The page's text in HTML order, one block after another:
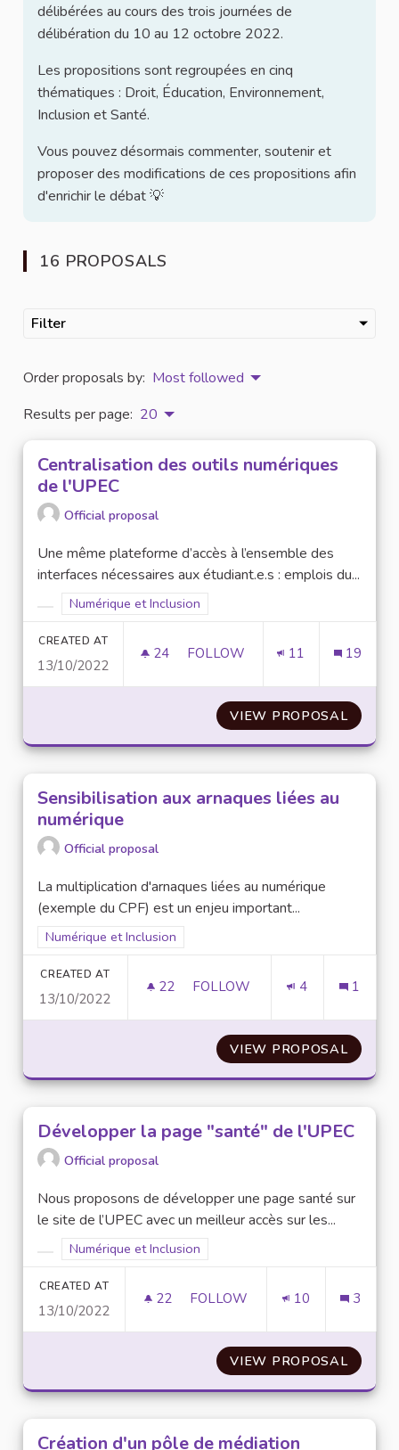
délibérées au cours des trois journées de
délibération du 10 au 12 octobre 2022.
Les propositions sont regroupées en cinq
thématiques : Droit, Éducation, Environnement,
Inclusion et Santé.
Vous pouvez désormais commenter, soutenir et
proposer des modifications de ces propositions afin
d'enrichir le débat 💡
16 PROPOSALS
Filter
Order proposals by: Most followed
Results per page: 20
Centralisation des outils numériques
de l'UPEC
Official proposal
Une même plateforme d’accès à l’ensemble des
interfaces nécessaires aux étudiant.e.s : emplois du...
Filter results for category:
Filter results for scope: Numérique et Inclusion
Numérique et Inclusion
CREATED AT
13/10/2022
24 24 FOLLOWERS
FOLLOW 11 19
VIEW PROPOSAL
Sensibilisation aux arnaques liées au
numérique
Official proposal
La multiplication d'arnaques liées au numérique
(exemple du CPF) est un enjeu important...
Filter results for scope: Numérique et Inclusion
Numérique et Inclusion
CREATED AT
13/10/2022
22 22 FOLLOWERS
FOLLOW 4 1
VIEW PROPOSAL
Développer la page "santé" de l'UPEC
Official proposal
Nous proposons de développer une page santé sur
le site de l’UPEC avec un meilleur accès sur les...
Filter results for category:
Filter results for scope: Numérique et Inclusion
Numérique et Inclusion
CREATED AT
13/10/2022
22 22 FOLLOWERS
FOLLOW 10 3
VIEW PROPOSAL
Création d'un pôle de médiation